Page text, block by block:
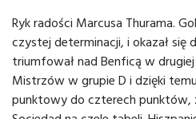
Ryk radości Marcusa Thurama.
czystej determinacji, i okazał się
triumfował nad Benficą w
Mistrzów w grupie D i dzięki
punktowy do czterech punktów,